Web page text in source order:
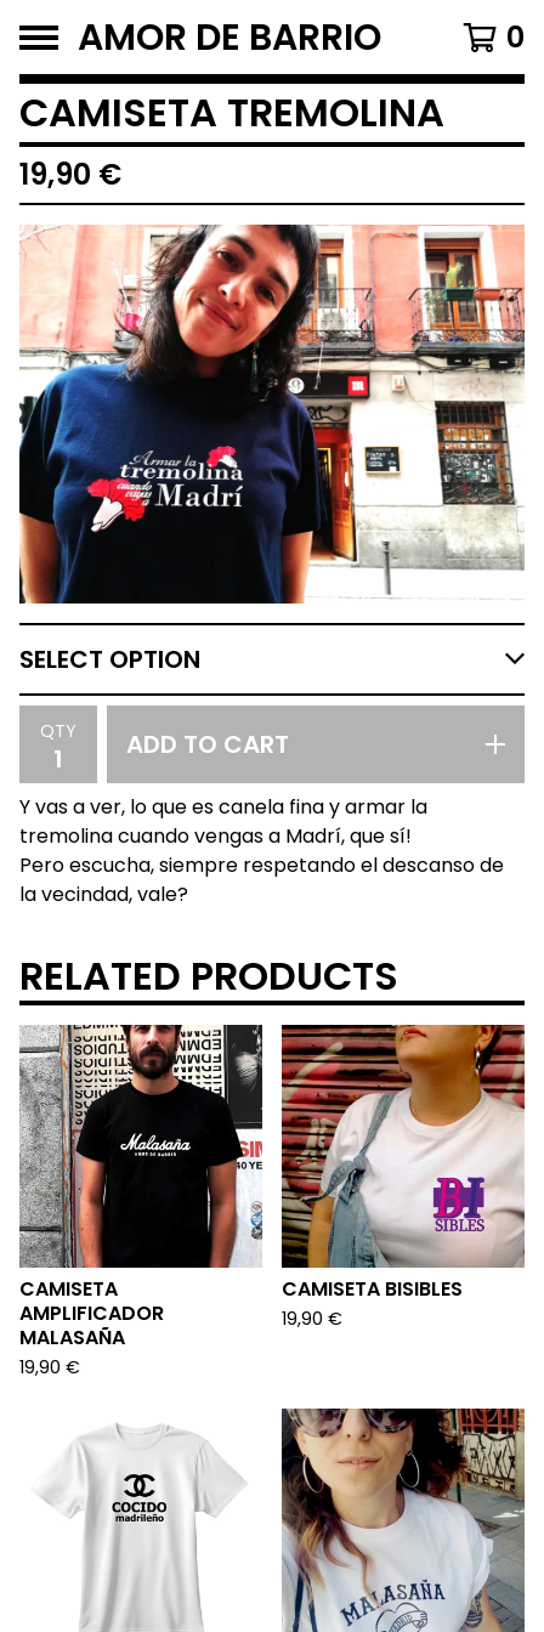
AMOR DE BARRIO 0
CAMISETA TREMOLINA
19,90 €
QTY ADD TO CART
Y vas a ver, lo que es canela fina y armar la
tremolina cuando vengas a Madrí, que sí!
Pero escucha, siempre respetando el descanso de
la vecindad, vale?
RELATED PRODUCTS
CAMISETA
AMPLIFICADOR
MALASAÑA
19,90 €
CAMISETA BISIBLES
19,90 €